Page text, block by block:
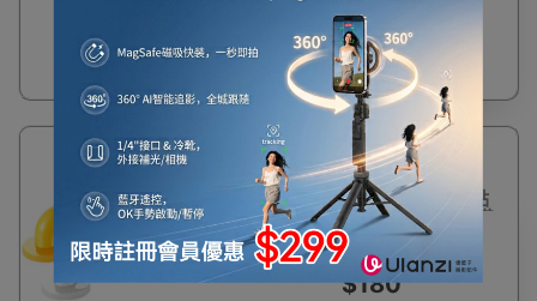
$350 $468
Aidapt 愛意達 廁所浴室扶手
(不銹鋼內管帶夜光圈)
MSVY0500W18-18吋 | 凸點
設計手柄 | 適合弱視用戶 | 香港
行貨
$180